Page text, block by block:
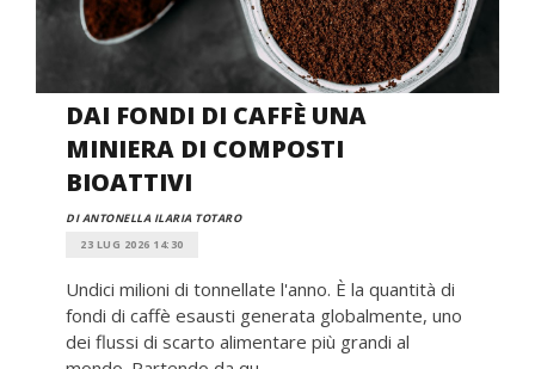
DAI FONDI DI CAFFÈ UNA
MINIERA DI COMPOSTI
BIOATTIVI
DI ANTONELLA ILARIA TOTARO
23 LUG 2026 14:30
Undici milioni di tonnellate l'anno. È la quantità di
fondi di caffè esausti generata globalmente, uno
dei flussi di scarto alimentare più grandi al